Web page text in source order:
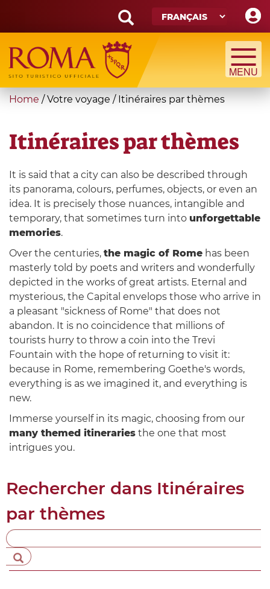
main
content
Search
form
Recherche
You
here
Home / Votre voyage / Itinéraires par thèmes
Itinéraires par thèmes
It is said that a city can also be described through
its panorama, colours, perfumes, objects, or even an
idea. It is precisely those nuances, intangible and
temporary, that sometimes turn into unforgettable
memories.
Over the centuries, the magic of Rome has been
masterly told by poets and writers and wonderfully
depicted in the works of great artists. Eternal and
mysterious, the Capital envelops those who arrive in
a pleasant "sickness of Rome" that does not
abandon. It is no coincidence that millions of
tourists hurry to throw a coin into the Trevi
Fountain with the hope of returning to visit it:
because in Rome, remembering Goethe's words,
everything is as we imagined it, and everything is
new.
Immerse yourself in its magic, choosing from our
many themed itineraries the one that most
intrigues you.
Rechercher dans Itinéraires
par thèmes